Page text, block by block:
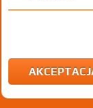
100%
wskazania przy
Raynauda
Pokaż wskazania